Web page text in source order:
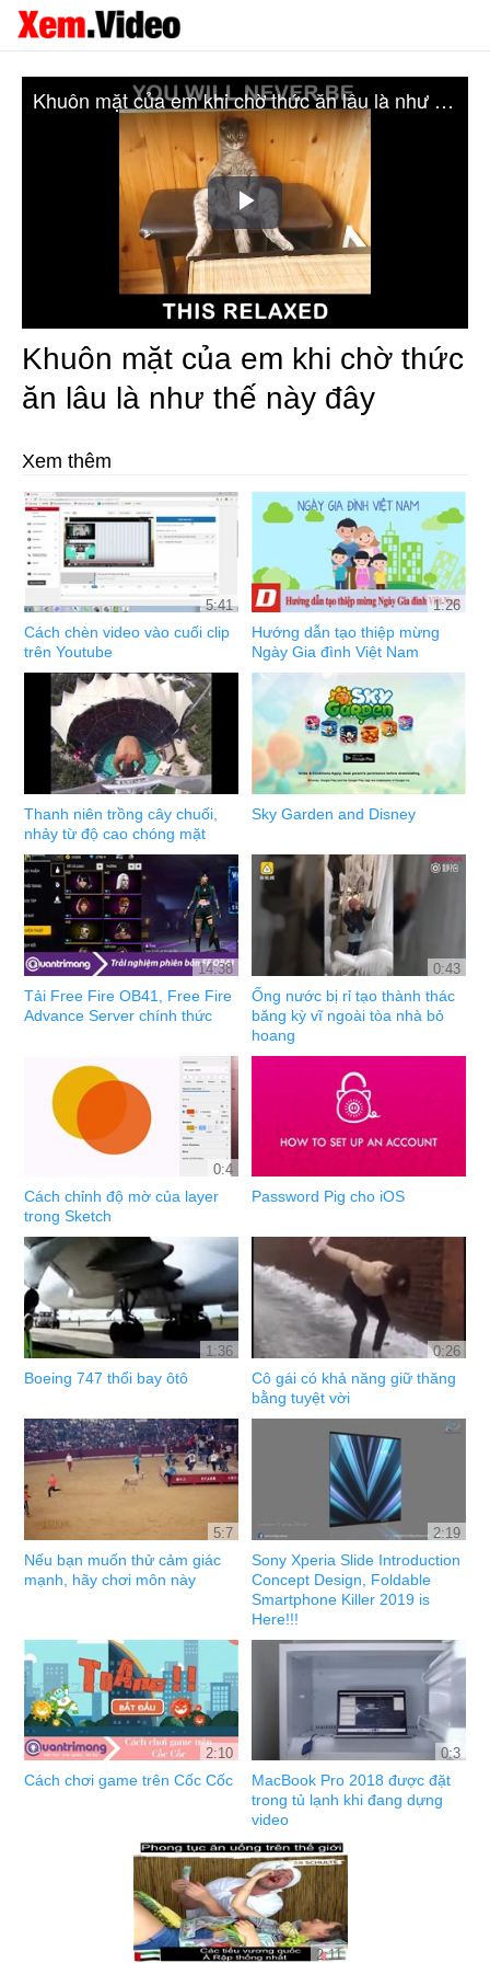
Play
Video
Khuôn mặt của em khi chờ thức ăn lâu là như thế này đây
Khuôn mặt của em khi chờ thức
ăn lâu là như thế này đây
Xem thêm
5:41
Cách chèn video vào cuối clip
trên Youtube
1:26
Hướng dẫn tạo thiệp mừng
Ngày Gia đình Việt Nam
Thanh niên trồng cây chuối,
nhảy từ độ cao chóng mặt
Sky Garden and Disney
14:38
Tải Free Fire OB41, Free Fire
Advance Server chính thức
0:43
Ống nước bị rỉ tạo thành thác
băng kỳ vĩ ngoài tòa nhà bỏ
hoang
0:4
Cách chỉnh độ mờ của layer
trong Sketch
Password Pig cho iOS
1:36
Boeing 747 thổi bay ôtô
0:26
Cô gái có khả năng giữ thăng
bằng tuyệt vời
5:7
Nếu bạn muốn thử cảm giác
mạnh, hãy chơi môn này
2:19
Sony Xperia Slide Introduction
Concept Design, Foldable
Smartphone Killer 2019 is
Here!!!
2:10
Cách chơi game trên Cốc Cốc
0:3
MacBook Pro 2018 được đặt
trong tủ lạnh khi đang dựng
video
2:11